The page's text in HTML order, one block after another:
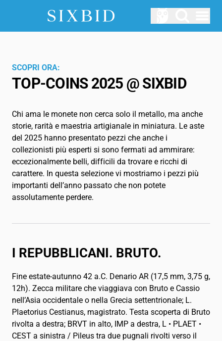
CHI SIAMO
SERVIZIO
Glossario
IT
English EN
Français FR
Deutsch DE
日本語 JA
Русский RU
SCOPRI ORA:
TOP-COINS 2025 @ SIXBID
Chi ama le monete non cerca solo il metallo, ma anche
storie, rarità e maestria artigianale in miniatura. Le aste
del 2025 hanno presentato pezzi che anche i
collezionisti più esperti si sono fermati ad ammirare:
eccezionalmente belli, difficili da trovare e ricchi di
carattere. In questa selezione vi mostriamo i pezzi più
importanti dell’anno passato che non potete
assolutamente perdere.
I REPUBBLICANI. BRUTO.
Fine estate-autunno 42 a.C. Denario AR (17,5 mm, 3,75 g,
12h). Zecca militare che viaggiava con Bruto e Cassio
nell’Asia occidentale o nella Grecia settentrionale; L.
Plaetorius Cestianus, magistrato. Testa scoperta di Bruto
rivolta a destra; BRVT in alto, IMP a destra, L • PLAET •
CEST a sinistra / Pileus tra due pugnali rivolti verso il